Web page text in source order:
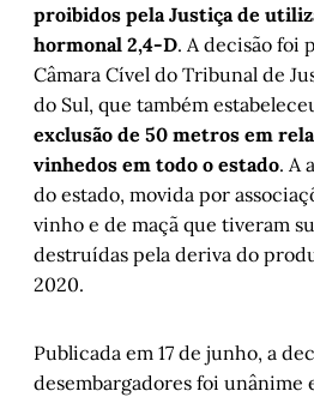
proibidos pela Justiça de
hormonal 2,4-D. A decisão foi
Câmara Cível do Tribunal de
do Sul, que também
exclusão de 50 metros em
vinhedos em todo o estado. A
do estado, movida por
vinho e de maçã que tiveram
destruídas pela deriva do
2020.
Publicada em 17 de junho, a
desembargadores foi unânime